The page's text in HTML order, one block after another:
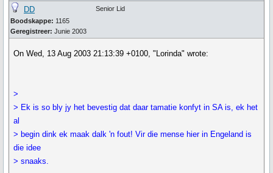
DD
Boodskappe: 1165
Geregistreer: Junie 2003
Senior Lid
On Wed, 13 Aug 2003 21:13:39 +0100, "Lorinda" wrote:
>
> Ek is so bly jy het bevestig dat daar tamatie konfyt in SA is, ek het
al
> begin dink ek maak dalk 'n fout! Vir die mense hier in Engeland is
die idee
> snaaks.